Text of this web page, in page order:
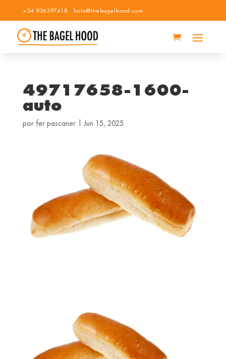
+34 936397418 hola@thebagelhood.com
49717658-1600-
auto
por fer pascaner|Jun 15, 2025